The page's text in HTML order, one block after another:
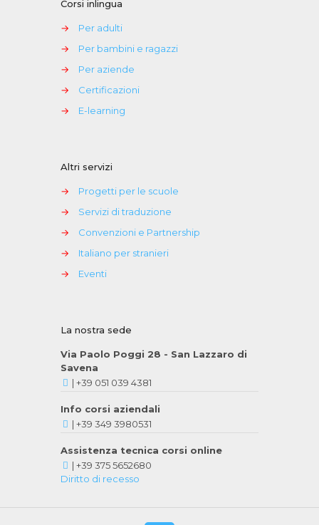
Corsi inlingua
→
Per adulti
→
Per bambini e ragazzi
→
Per aziende
→
Certificazioni
→
E-learning
Altri servizi
→
Progetti per le scuole
→
Servizi di traduzione
→
Convenzioni e Partnership
→
Italiano per stranieri
→
Eventi
La nostra sede
Via Paolo Poggi 28 - San Lazzaro di
Savena
| +39 051 039 4381
Info corsi aziendali
| +39 349 3980531
Assistenza tecnica corsi online
| +39 375 5652680
Diritto di recesso